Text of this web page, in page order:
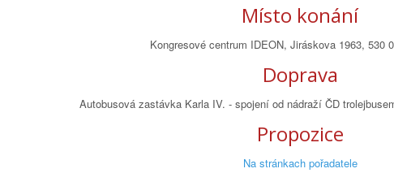
Místo konání
Kongresové centrum IDEON, Jiráskova 1963, 530
Doprava
Autobusová zastávka Karla IV. - spojení od nádraží ČD
Propozice
Na stránkach pořadatele